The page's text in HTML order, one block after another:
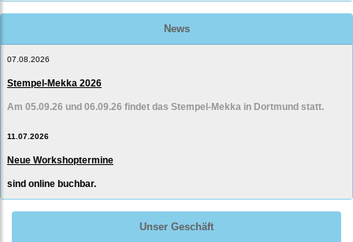
News
07.08.2026
Stempel-Mekka 2026
Am 05.09.26 und 06.09.26 findet das Stempel-Mekka in Dortmund statt.
11.07.2026
Neue Workshoptermine
sind online buchbar.
Unser Geschäft